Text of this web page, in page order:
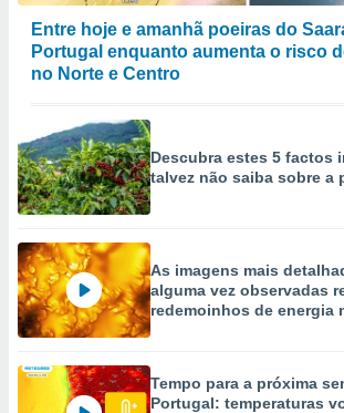
Entre hoje e amanhã poeiras do
Portugal enquanto aumenta o risco
no Norte e Centro
Descubra estes 5 factos
talvez não saiba sobre a
As imagens mais
alguma vez observadas
redemoinhos de energia
Tempo para a próxima
Portugal: temperaturas